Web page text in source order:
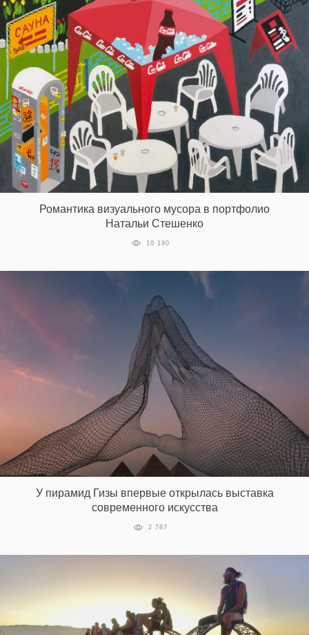
Романтика визуального мусора в портфолио
Натальи Стешенко
10 190
У пирамид Гизы впервые открылась выставка
современного искусства
2 787